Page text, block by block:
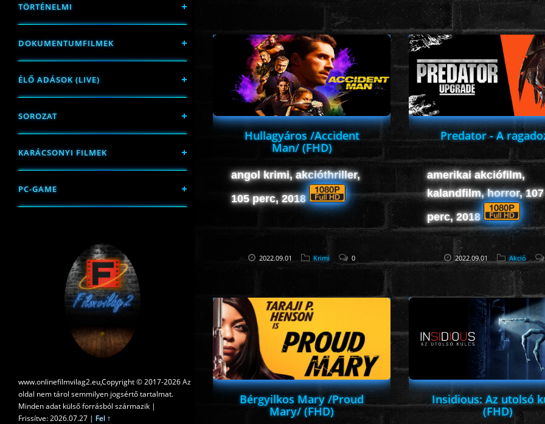
TÖRTÉNELMI
DOKUMENTUMFILMEK
ÉLŐ ADÁSOK (LIVE)
SOROZAT
KARÁCSONYI FILMEK
PC-GAME
www.onlinefilmvilag2.eu,Copyright © 2017-2026 Az
oldal nem tárol semmilyen jogsértő tartalmat.
Minden adat külső forrásból származik |
Frissítve: 2026.07.27 | Fel ↑
Hullagyáros /Accident
Man/ (FHD)
angol krimi, akcióthriller,
105 perc, 2018
2022.09.01 Krimi 0
Predator - A
amerikai akciófilm,
kalandfilm, horror, 107
perc, 2018
2022.09.01 Akció
Bérgyilkos Mary /Proud
Mary/ (FHD)
Insidious: Az utolsó
(FHD)